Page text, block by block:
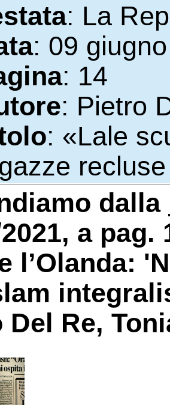
: La
: 09
: 14
: Pietro
: «Lale
dalla
a
l’Olanda:
Del Re,